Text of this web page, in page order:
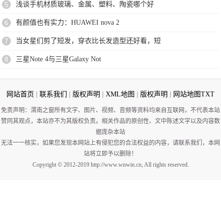
5 浅谈手机材质玻璃、金属、塑料、陶瓷哪个好
6 有颜值也有实力：HUAWEI nova 2
7 当女星们剪了短发，穿衣比长发造型还好看，短
8 三星Note 4与三星Galaxy Not
网站首页 联系我们 版权声明 XML地图 版权声明 网站地图TXT
免责声明：渭南之窗所有文字、图片、视频、音频等资料均来自互联网，不代表本站
赞同其观点，本站亦不为其版权负责。相关作品的原创性、文中陈述文字以及内容数
据庞杂本站
无法一一核实，如果您发现本网站上有侵犯您的合法权益的内容，请联系我们，本网
站将立即予以删除！
Copyright © 2012-2019 http://www.wnwin.cn, All rights reserved.